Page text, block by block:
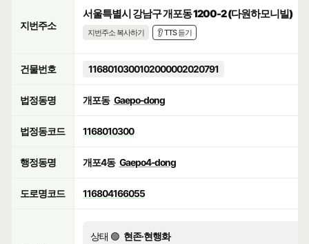
지번주소
서울특별시 강남구 개포동 1200-2 (다원하모니빌)
지번주소 복사하기 👂 TTS 듣기
건물번호 1168010300102000002020791
법정동명 개포동 Gaepo-dong
법정동코드 1168010300
행정동명 개포4동 Gaepo4-dong
도로명코드 116804166055
상태 🟢 현존·현행화